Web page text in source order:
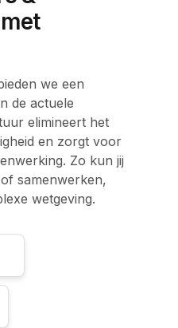
we een
de actuele
elimineert het
en zorgt voor
Zo kun jij
samenwerken,
wetgeving.